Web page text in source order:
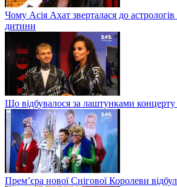
Чому Асія Ахат зверталася до
дитини
Що відбувалося за лаштунками
Прем’єра нової Снігової Королеви